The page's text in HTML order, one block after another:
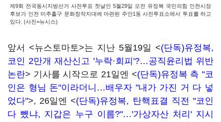
제9회 전국동시지방선거 사전투표 첫날인 5월29일 오전 유정복 국민의힘 인천시장
후보가 인천 미추홀구 문화창작지대에 마련된 주안1동 사전투표소에서 투표를 하고
있다. (사진=뉴시스)
앞서 <뉴스토마토>는 지난 5월19일 <(단독)유정복,
코인 2만개 재산신고 '누락·회피'?…공직윤리법 위반
논란> 기사를 시작으로 21일엔 <(단독)유정복 측 "코
인은 형님 돈"이라더니…배우자 "내가 가진 거 다 넣
었다">, 26일엔 <(단독)유정복, 탄핵표결 직전 "코인
다 뺐냐, 지갑은 누구 이름?"…'가상자산 처리' 지시